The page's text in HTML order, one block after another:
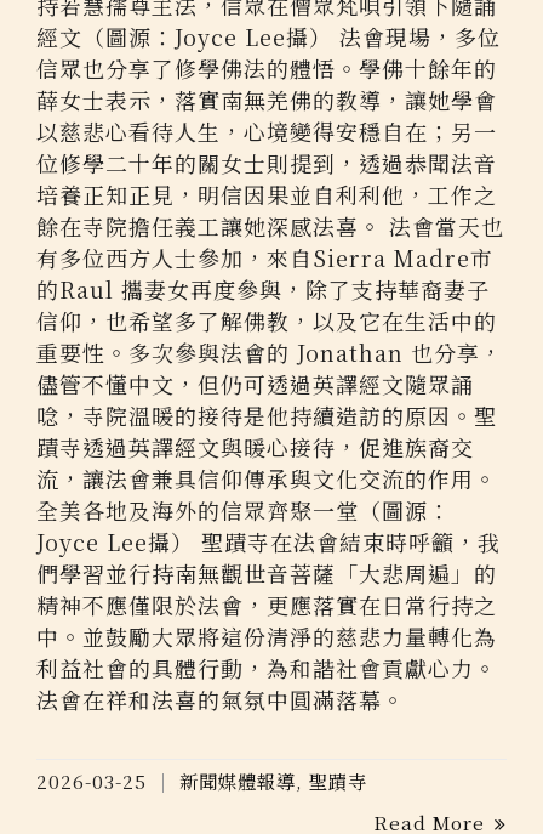
經文（圖源：Joyce Lee攝） 法會現場，多位
信眾也分享了修學佛法的體悟。學佛十餘年的
薛女士表示，落實南無羌佛的教導，讓她學會
以慈悲心看待人生，心境變得安穩自在；另一
位修學二十年的關女士則提到，透過恭聞法音
培養正知正見，明信因果並自利利他，工作之
餘在寺院擔任義工讓她深感法喜。 法會當天也
有多位西方人士參加，來自Sierra Madre市
的Raul 攜妻女再度參與，除了支持華裔妻子
信仰，也希望多了解佛教，以及它在生活中的
重要性。多次參與法會的 Jonathan 也分享，
儘管不懂中文，但仍可透過英譯經文隨眾誦
唸，寺院溫暖的接待是他持續造訪的原因。聖
蹟寺透過英譯經文與暖心接待，促進族裔交
流，讓法會兼具信仰傳承與文化交流的作用。
全美各地及海外的信眾齊聚一堂（圖源：
Joyce Lee攝） 聖蹟寺在法會結束時呼籲，我
們學習並行持南無觀世音菩薩「大悲周遍」的
精神不應僅限於法會，更應落實在日常行持之
中。並鼓勵大眾將這份清淨的慈悲力量轉化為
利益社會的具體行動，為和諧社會貢獻心力。
法會在祥和法喜的氣氛中圓滿落幕。
2026-03-25 新聞媒體報導, 聖蹟寺
Read More